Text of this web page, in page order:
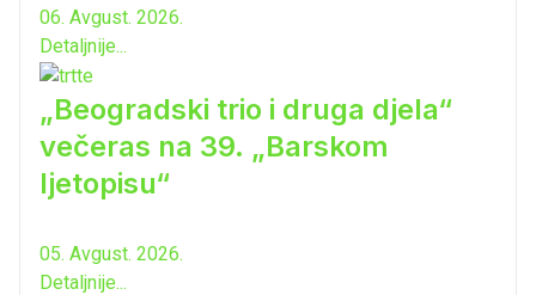
06. Avgust. 2026.
Detaljnije...
„Beogradski trio i druga djela“
večeras na 39. „Barskom
ljetopisu“
05. Avgust. 2026.
Detaljnije...